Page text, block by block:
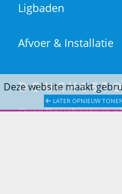
Deze website maakt
LATER OPNIEUW
Ligbaden
Afvoer & Installatie
Over Douchestore.nl